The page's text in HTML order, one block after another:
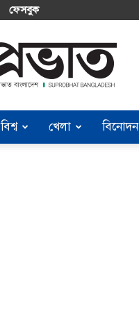
ফেসবুক
Suprobhat
বিশ্ব খেলা বিনোদন